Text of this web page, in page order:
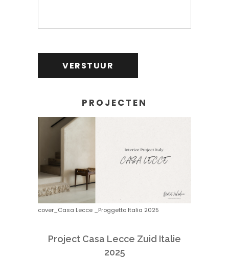
PROJECTEN
cover_Casa Lecce _Proggetto Italia 2025
Project Casa Lecce Zuid Italie
2025